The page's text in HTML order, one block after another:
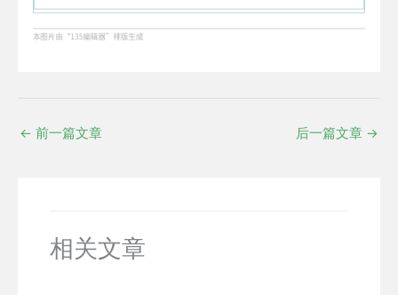
← 前一篇文章 后一篇文章 →
相关文章